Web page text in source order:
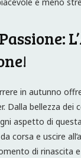
in autunno
Dalla bellezza dei
aspetto di
corsa e uscire
di rinascita